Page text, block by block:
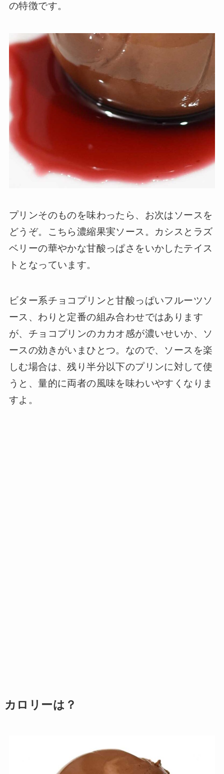
の特徴です。
プリンそのものを味わったら、お次はソースを
どうぞ。こちら濃縮果実ソース。カシスとラズ
ベリーの華やかな甘酸っぱさをいかしたテイス
トとなっています。
ビター系チョコプリンと甘酸っぱいフルーツソ
ース、わりと定番の組み合わせではあります
が、チョコプリンのカカオ感が濃いせいか、ソ
ースの効きがいまひとつ。なので、ソースを楽
しむ場合は、残り半分以下のプリンに対して使
うと、量的に両者の風味を味わいやすくなりま
すよ。
カロリーは？